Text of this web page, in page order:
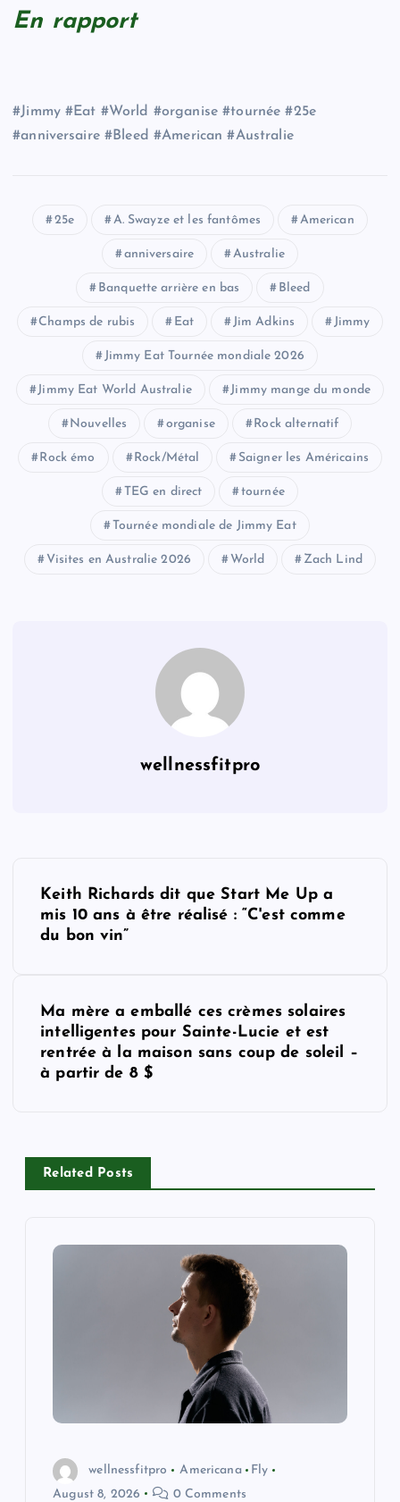
En rapport
#Jimmy #Eat #World #organise #tournée #25e
#anniversaire #Bleed #American #Australie
25e A. Swayze et les fantômes American
anniversaire Australie
Banquette arrière en bas Bleed
Champs de rubis Eat Jim Adkins Jimmy
Jimmy Eat Tournée mondiale 2026
Jimmy Eat World Australie Jimmy mange du monde
Nouvelles organise Rock alternatif
Rock émo Rock/Métal Saigner les Américains
TEG en direct tournée
Tournée mondiale de Jimmy Eat
Visites en Australie 2026 World Zach Lind
wellnessfitpro
Keith Richards dit que Start Me Up a
mis 10 ans à être réalisé : “C'est comme
du bon vin”
Ma mère a emballé ces crèmes solaires
intelligentes pour Sainte-Lucie et est
rentrée à la maison sans coup de soleil –
à partir de 8 $
Related Posts
wellnessfitpro Americana
Fly
August 8, 2026
0 Comments